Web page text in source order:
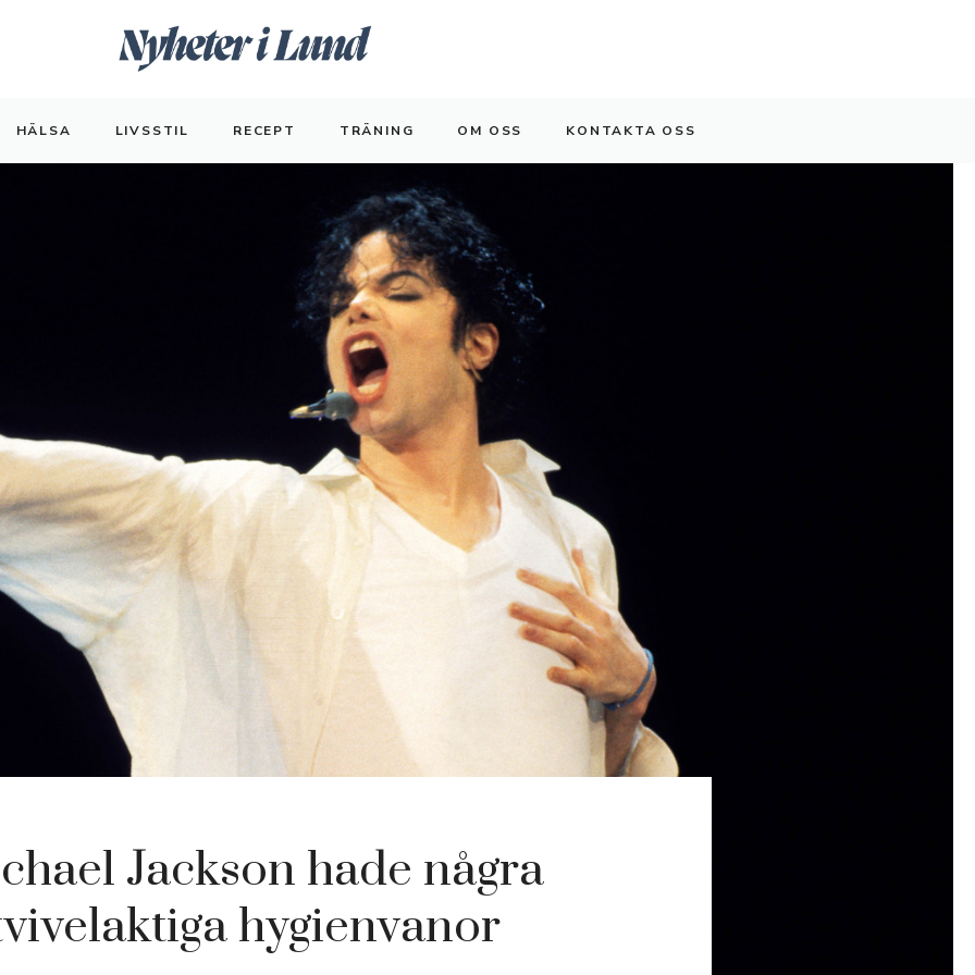
HÄLSA LIVSSTIL RECEPT TRÄNING OM OSS KONTAKTA OSS
Jackson hade några
hygienvanor